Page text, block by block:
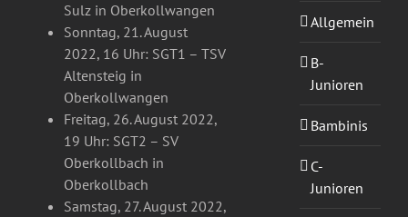
Sulz in Oberkollwangen
Sonntag, 21. August
2022, 16 Uhr: SGT1 – TSV
Altensteig in
Oberkollwangen
Freitag, 26. August 2022,
19 Uhr: SGT2 – SV
Oberkollbach in
Oberkollbach
Samstag, 27. August 2022,
Allgemein
B-
Junioren
Bambinis
C-
Junioren